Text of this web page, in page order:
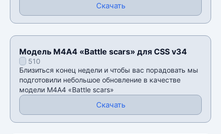
Скачать
Модель М4А4 «Battle scars» для CSS v34
510
Близиться конец недели и чтобы вас порадовать мы
подготовили небольшое обновление в качестве
модели М4А4 «Battle scars»
Скачать